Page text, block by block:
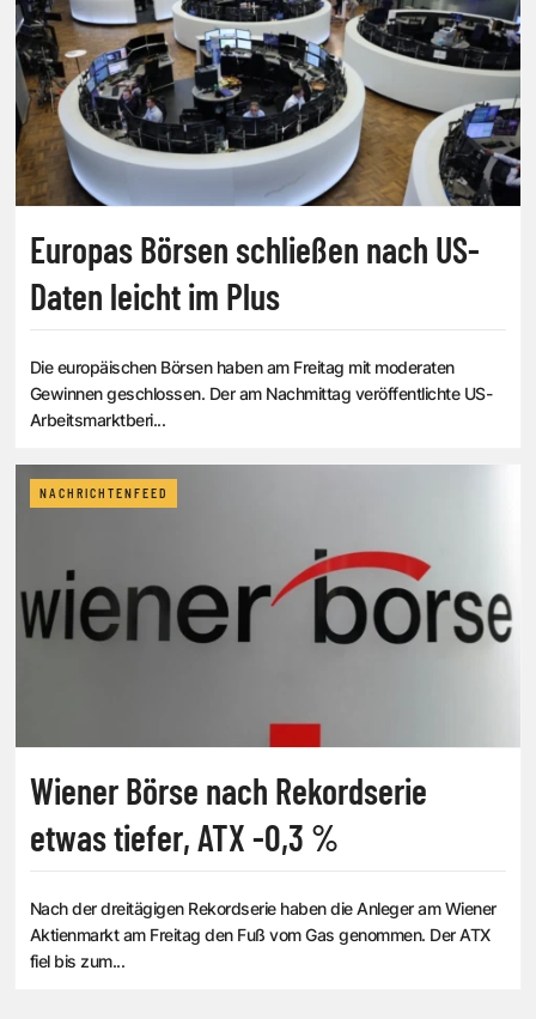
Europas Börsen schließen nach US-
Daten leicht im Plus
Die europäischen Börsen haben am Freitag mit moderaten
Gewinnen geschlossen. Der am Nachmittag veröffentlichte US-
Arbeitsmarktberi...
NACHRICHTENFEED
Wiener Börse nach Rekordserie
etwas tiefer, ATX -0,3 %
Nach der dreitägigen Rekordserie haben die Anleger am Wiener
Aktienmarkt am Freitag den Fuß vom Gas genommen. Der ATX
fiel bis zum...